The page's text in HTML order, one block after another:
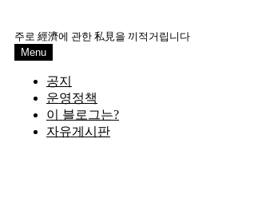
content
주로 經濟에 관한 私見을 끼적거립니다
Menu
공지
운영정책
이 블로그는?
자유게시판